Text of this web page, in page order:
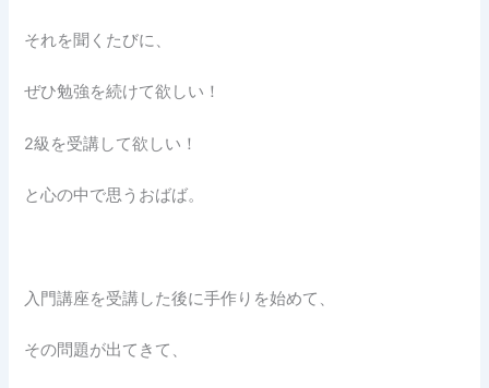
それを聞くたびに、
ぜひ勉強を続けて欲しい！
2級を受講して欲しい！
と心の中で思うおばば。
入門講座を受講した後に手作りを始めて、
その問題が出てきて、